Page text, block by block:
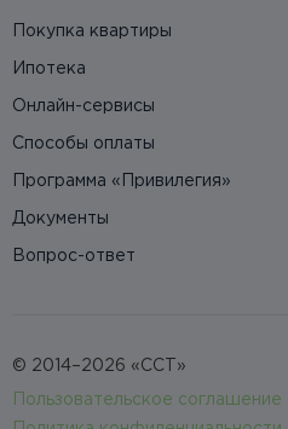
Покупка квартиры
Ипотека
Онлайн-сервисы
Способы оплаты
Программа «Привилегия»
Документы
Вопрос-ответ
© 2014–2026 «ССТ»
Пользовательское соглашение